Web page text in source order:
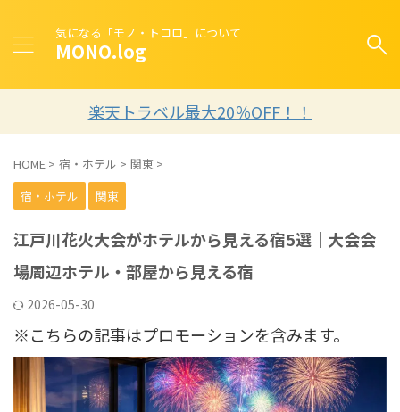
気になる「モノ・トコロ」について
MONO.log
楽天トラベル最大20％OFF！！
HOME > 宿・ホテル > 関東 >
宿・ホテル
関東
江戸川花火大会がホテルから見える宿5選｜大会会
場周辺ホテル・部屋から見える宿
2026-05-30
※こちらの記事はプロモーションを含みます。